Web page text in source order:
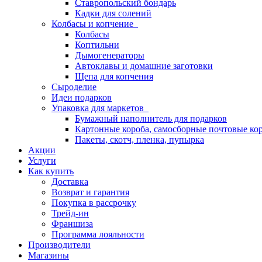
Ставропольский бондарь
Кадки для солений
Колбасы и копчение
Колбасы
Коптильни
Дымогенераторы
Автоклавы и домашние заготовки
Щепа для копчения
Сыроделие
Идеи подарков
Упаковка для маркетов
Бумажный наполнитель для подарков
Картонные короба, самосборные почтовые
Пакеты, скотч, пленка, пупырка
Акции
Услуги
Как купить
Доставка
Возврат и гарантия
Покупка в рассрочку
Трейд-ин
Франшиза
Программа лояльности
Производители
Магазины